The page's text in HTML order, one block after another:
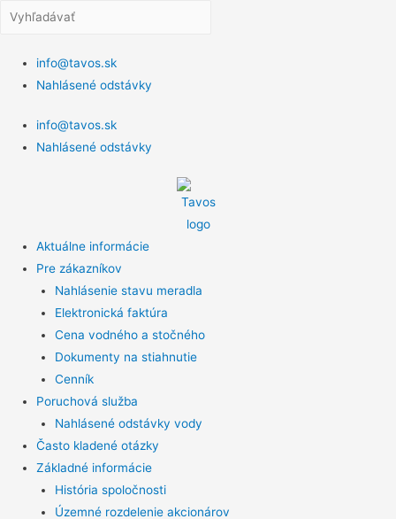
info@tavos.sk
Nahlásené odstávky
info@tavos.sk
Nahlásené odstávky
Aktuálne informácie
Pre zákazníkov
Nahlásenie stavu meradla
Elektronická faktúra
Cena vodného a stočného
Dokumenty na stiahnutie
Cenník
Poruchová služba
Nahlásené odstávky vody
Často kladené otázky
Základné informácie
História spoločnosti
Územné rozdelenie akcionárov